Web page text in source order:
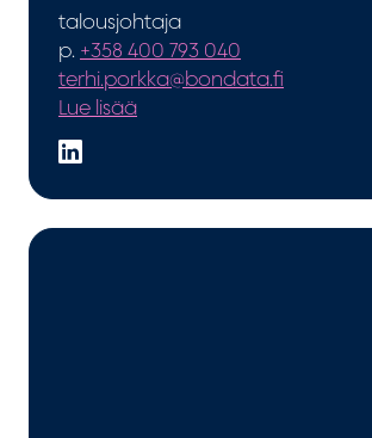
talousjohtaja
p. +358 400 793 040
terhi.porkka@bondata.fi
Lue lisää